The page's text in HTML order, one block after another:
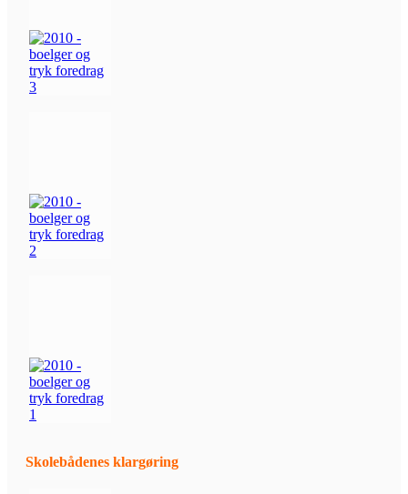
Skolebådenes klargøring